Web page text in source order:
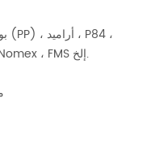
أكريليك ، PPS ، الألياف الزجاجية ، PTFE ، Nomex ، FMS إلخ.